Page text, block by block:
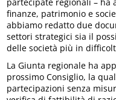
finanze, patrimonio e
abbiamo redatto due
settori strategici sia il
delle società più in
La Giunta regionale ha
prossimo Consiglio, la
partecipazioni senza